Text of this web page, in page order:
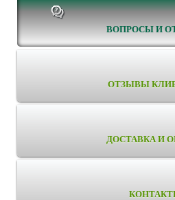
ВОПРОСЫ И
ОТЗЫВЫ
ДОСТАВКА И